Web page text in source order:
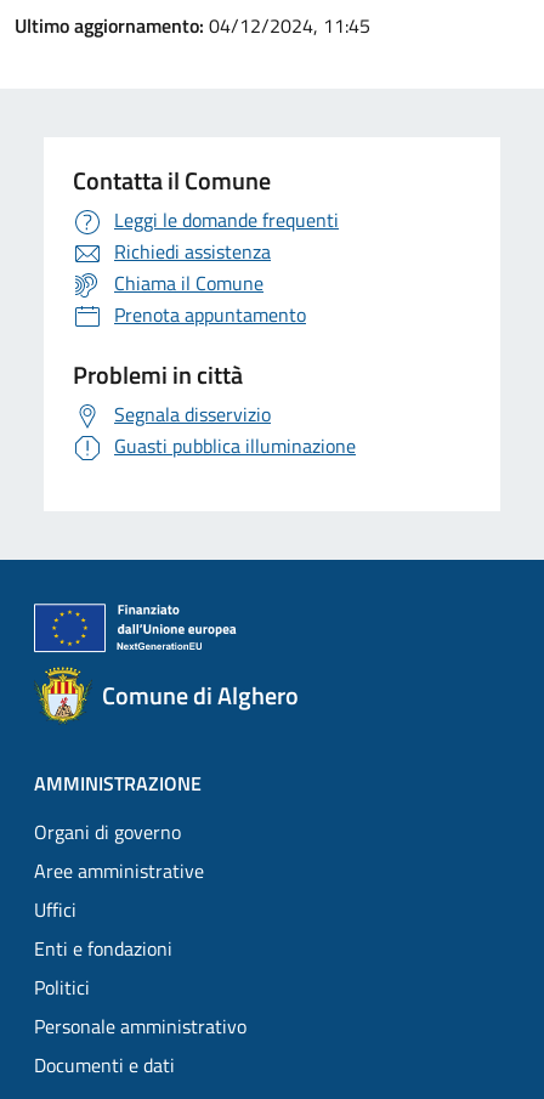
Ultimo aggiornamento: 04/12/2024, 11:45
Contatta il Comune
Leggi le domande frequenti
Richiedi assistenza
Chiama il Comune
Prenota appuntamento
Problemi in città
Segnala disservizio
Guasti pubblica illuminazione
Comune di Alghero
AMMINISTRAZIONE
Organi di governo
Aree amministrative
Uffici
Enti e fondazioni
Politici
Personale amministrativo
Documenti e dati